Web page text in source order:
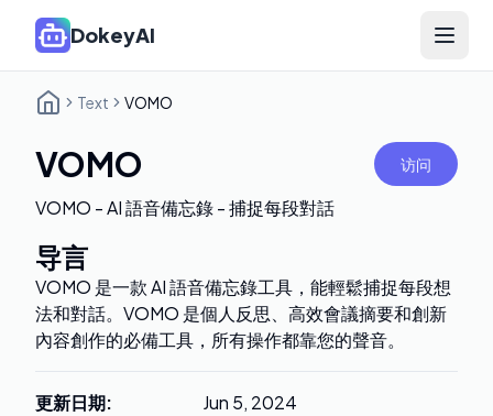
DokeyAI Open
Text VOMO
VOMO 访问
VOMO - AI 語音備忘錄 - 捕捉每段對話
导言
VOMO 是一款 AI 語音備忘錄工具，能輕鬆捕捉每段想
法和對話。VOMO 是個人反思、高效會議摘要和創新
內容創作的必備工具，所有操作都靠您的聲音。
更新日期:
Jun 5, 2024